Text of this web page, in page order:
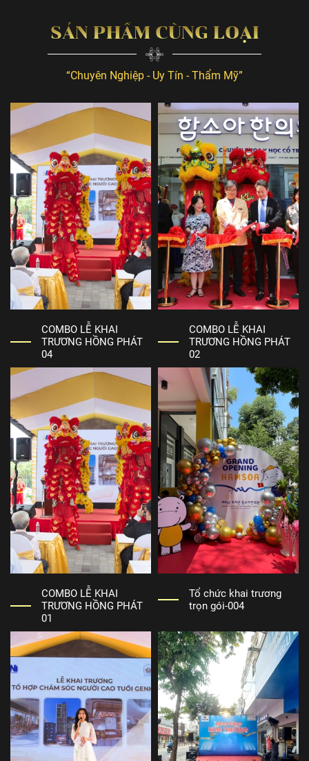
SẢN PHẨM CÙNG LOẠI
“Chuyên Nghiệp - Uy Tín - Thẩm Mỹ”
COMBO LỄ KHAI
TRƯƠNG HỒNG PHÁT
04
COMBO LỄ KHAI
TRƯƠNG HỒNG PHÁT
02
COMBO LỄ KHAI
TRƯƠNG HỒNG PHÁT
01
Tổ chức khai trương
trọn gói-004